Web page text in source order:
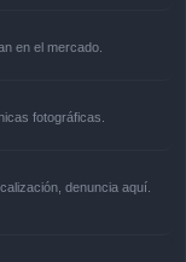
en el mercado.
fotográficas.
denuncia aquí.